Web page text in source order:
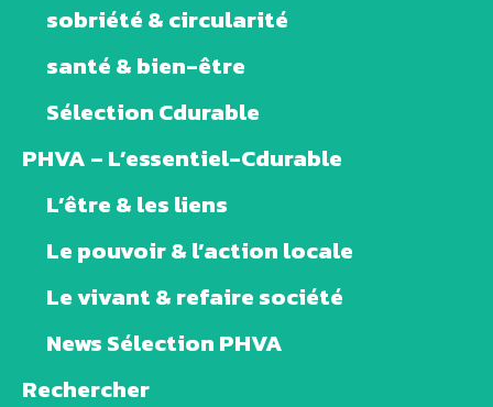
sobriété & circularité
santé & bien-être
Sélection Cdurable
PHVA – L’essentiel-Cdurable
L’être & les liens
Le pouvoir & l’action locale
Le vivant & refaire société
News Sélection PHVA
Rechercher